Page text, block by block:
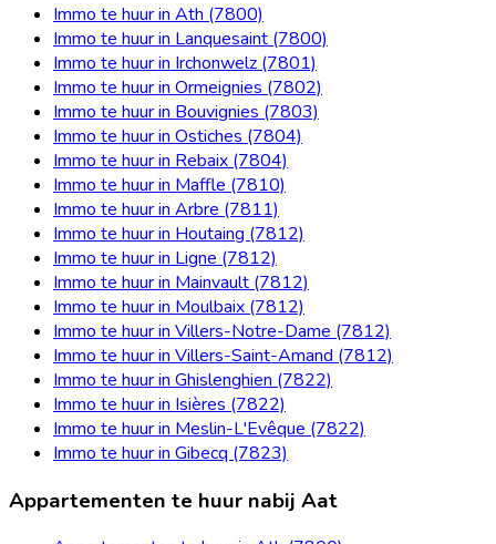
Immo te huur in Ath (7800)
Immo te huur in Lanquesaint (7800)
Immo te huur in Irchonwelz (7801)
Immo te huur in Ormeignies (7802)
Immo te huur in Bouvignies (7803)
Immo te huur in Ostiches (7804)
Immo te huur in Rebaix (7804)
Immo te huur in Maffle (7810)
Immo te huur in Arbre (7811)
Immo te huur in Houtaing (7812)
Immo te huur in Ligne (7812)
Immo te huur in Mainvault (7812)
Immo te huur in Moulbaix (7812)
Immo te huur in Villers-Notre-Dame (7812)
Immo te huur in Villers-Saint-Amand (7812)
Immo te huur in Ghislenghien (7822)
Immo te huur in Isières (7822)
Immo te huur in Meslin-L'Evêque (7822)
Immo te huur in Gibecq (7823)
Appartementen te huur nabij Aat